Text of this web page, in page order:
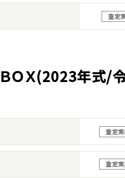
査定
ＢＯＸ(2023年式
査定
査定